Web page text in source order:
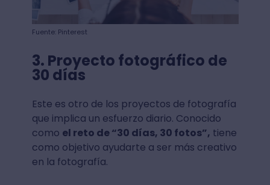
Fuente: Pinterest
3. Proyecto fotográfico de
30 días
Este es otro de los proyectos de fotografía
que implica un esfuerzo diario. Conocido
como el reto de “30 días, 30 fotos”, tiene
como objetivo ayudarte a ser más creativo
en la fotografía.